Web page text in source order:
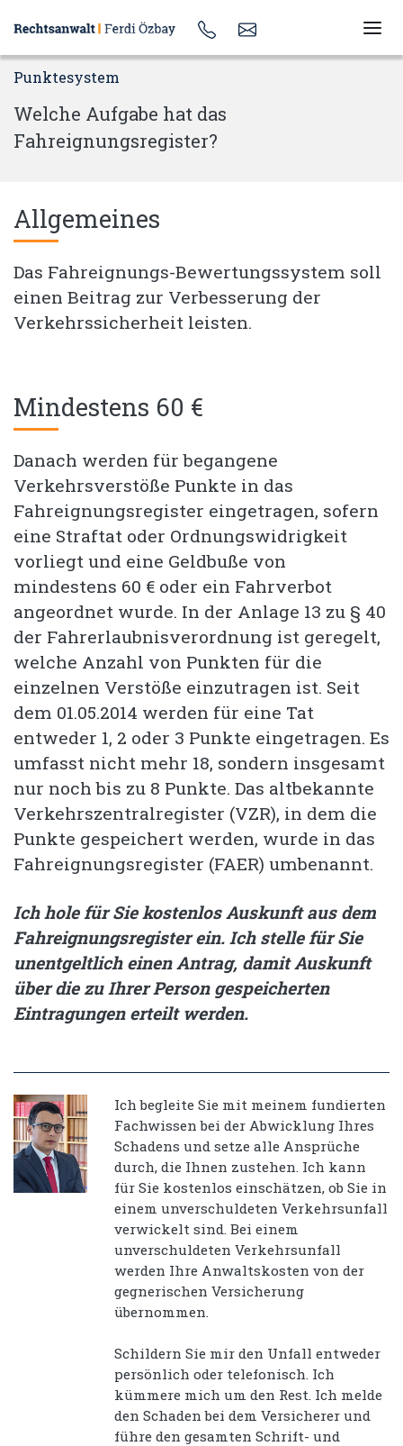
Punktesystem
Welche Aufgabe hat das
Fahreignungsregister?
Allgemeines
Das Fahreignungs-Bewertungssystem soll
einen Beitrag zur Verbesserung der
Verkehrssicherheit leisten.
Mindestens 60 €
Danach werden für begangene
Verkehrsverstöße Punkte in das
Fahreignungsregister eingetragen, sofern
eine Straftat oder Ordnungswidrigkeit
vorliegt und eine Geldbuße von
mindestens 60 € oder ein Fahrverbot
angeordnet wurde. In der Anlage 13 zu § 40
der Fahrerlaubnisverordnung ist geregelt,
welche Anzahl von Punkten für die
einzelnen Verstöße einzutragen ist. Seit
dem 01.05.2014 werden für eine Tat
entweder 1, 2 oder 3 Punkte eingetragen. Es
umfasst nicht mehr 18, sondern insgesamt
nur noch bis zu 8 Punkte. Das altbekannte
Verkehrszentralregister (VZR), in dem die
Punkte gespeichert werden, wurde in das
Fahreignungsregister (FAER) umbenannt.
Ich hole für Sie kostenlos Auskunft aus dem
Fahreignungsregister ein. Ich stelle für Sie
unentgeltlich einen Antrag, damit Auskunft
über die zu Ihrer Person gespeicherten
Eintragungen erteilt werden.
Ich begleite Sie mit meinem fundierten
Fachwissen bei der Abwicklung Ihres
Schadens und setze alle Ansprüche
durch, die Ihnen zustehen. Ich kann
für Sie kostenlos einschätzen, ob Sie in
einem unverschuldeten Verkehrsunfall
verwickelt sind. Bei einem
unverschuldeten Verkehrsunfall
werden Ihre Anwaltskosten von der
gegnerischen Versicherung
übernommen.
Schildern Sie mir den Unfall entweder
persönlich oder telefonisch. Ich
kümmere mich um den Rest. Ich melde
den Schaden bei dem Versicherer und
führe den gesamten Schrift- und